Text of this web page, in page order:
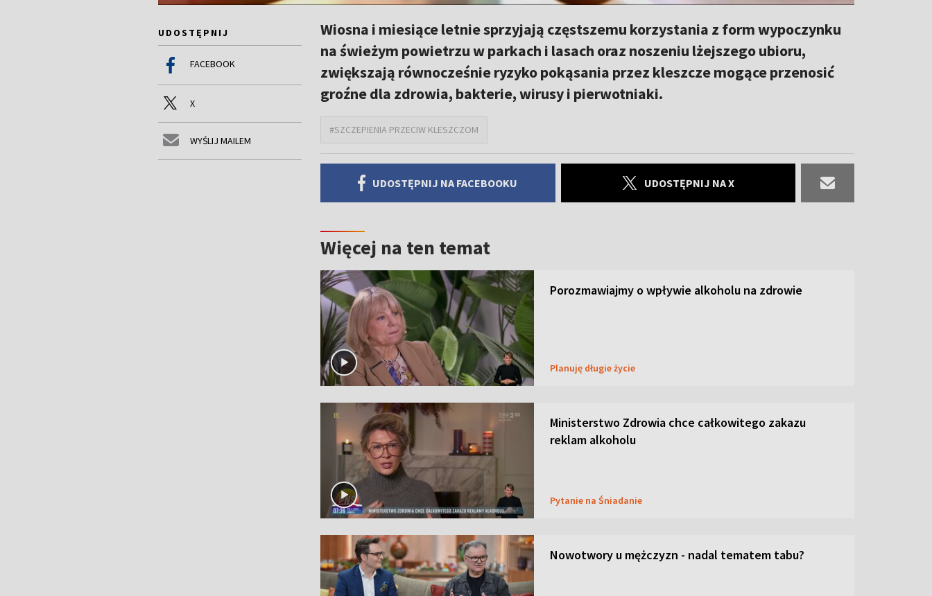
UDOSTĘPNIJ
FACEBOOK
X
WYŚLIJ MAILEM
Wiosna i miesiące letnie sprzyjają częstszemu korzystania z form wypoczynku
na świeżym powietrzu w parkach i lasach oraz noszeniu lżejszego ubioru,
zwiększają równocześnie ryzyko pokąsania przez kleszcze mogące przenosić
groźne dla zdrowia, bakterie, wirusy i pierwotniaki.
#SZCZEPIENIA PRZECIW KLESZCZOM
UDOSTĘPNIJ NA FACEBOOKU UDOSTĘPNIJ NA X
Więcej na ten temat
Porozmawiajmy o wpływie alkoholu na zdrowie
Planuję długie życie
Ministerstwo Zdrowia chce całkowitego zakazu
reklam alkoholu
Pytanie na Śniadanie
Nowotwory u mężczyzn - nadal tematem tabu?